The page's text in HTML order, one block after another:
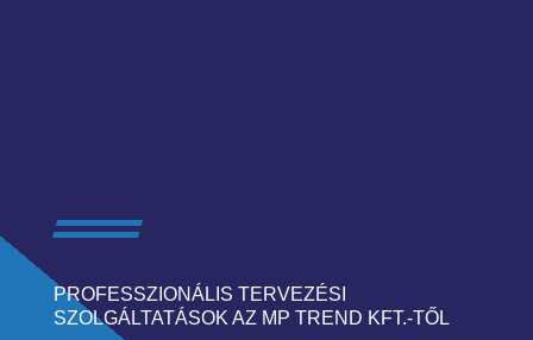
PROFESSZIONÁLIS TERVEZÉSI
SZOLGÁLTATÁSOK AZ MP TREND KFT.-TŐL